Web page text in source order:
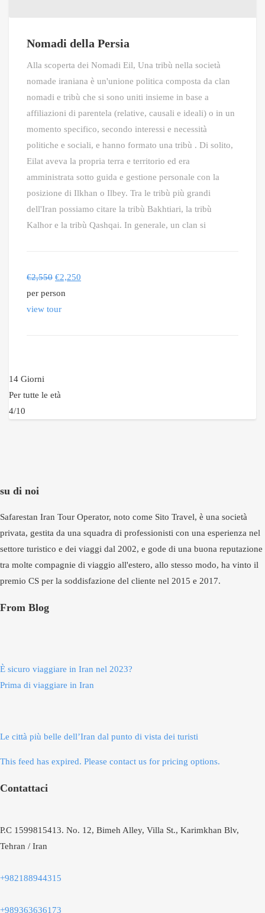
Nomadi della Persia
Alla scoperta dei Nomadi Eil, Una tribù nella società
nomade iraniana è un'unione politica composta da clan
nomadi e tribù che si sono uniti insieme in base a
affiliazioni di parentela (relative, causali e ideali) o in un
momento specifico, secondo interessi e necessità
politiche e sociali, e hanno formato una tribù . Di solito,
Eilat aveva la propria terra e territorio ed era
amministrata sotto guida e gestione personale con la
posizione di Ilkhan o Ilbey. Tra le tribù più grandi
dell'Iran possiamo citare la tribù Bakhtiari, la tribù
Kalhor e la tribù Qashqai. In generale, un clan si
€2,550 €2,250
per person
view tour
14 Giorni
Per tutte le età
4/10
su di noi
Safarestan Iran Tour Operator, noto come Sito Travel, è una società
privata, gestita da una squadra di professionisti con una esperienza nel
settore turistico e dei viaggi dal 2002, e gode di una buona reputazione
tra molte compagnie di viaggio all'estero, allo stesso modo, ha vinto il
premio CS per la soddisfazione del cliente nel 2015 e 2017.
From Blog
È sicuro viaggiare in Iran nel 2023?
Prima di viaggiare in Iran
Le città più belle dell’Iran dal punto di vista dei turisti
This feed has expired. Please contact us for pricing options.
Contattaci
P.C 1599815413. No. 12, Bimeh Alley, Villa St., Karimkhan Blv,
Tehran / Iran
+982188944315
+989363636173